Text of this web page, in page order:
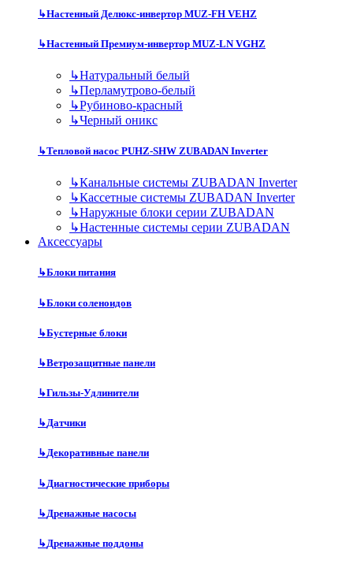
↳Настенный Делюкс-инвертор MUZ-FH VEHZ
↳Настенный Премиум-инвертор MUZ-LN VGHZ
↳Натуральный белый
↳Перламутрово-белый
↳Рубиново-красный
↳Черный оникс
↳Тепловой насос PUHZ-SHW ZUBADAN Inverter
↳Канальные системы ZUBADAN Inverter
↳Кассетные системы ZUBADAN Inverter
↳Наружные блоки серии ZUBADAN
↳Настенные системы серии ZUBADAN
Аксесcуары
↳Блоки питания
↳Блоки соленоидов
↳Бустерные блоки
↳Ветрозащитные панели
↳Гильзы-Удлинители
↳Датчики
↳Декоративные панели
↳Диагностические приборы
↳Дренажные насосы
↳Дренажные поддоны